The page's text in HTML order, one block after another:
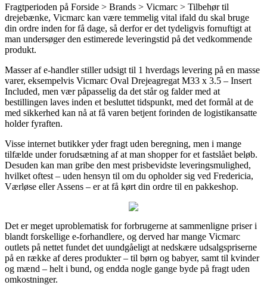
Fragtperioden på Forside > Brands > Vicmarc > Tilbehør til
drejebænke, Vicmarc kan være temmelig vital ifald du skal bruge
din ordre inden for få dage, så derfor er det tydeligvis fornuftigt at
man undersøger den estimerede leveringstid på det vedkommende
produkt.
Masser af e-handler stiller udsigt til 1 hverdags levering på en masse
varer, eksempelvis Vicmarc Oval Drejeagregat M33 x 3.5 – Insert
Included, men vær påpasselig da det står og falder med at
bestillingen laves inden et besluttet tidspunkt, med det formål at de
med sikkerhed kan nå at få varen betjent forinden de logistikansatte
holder fyraften.
Visse internet butikker yder fragt uden beregning, men i mange
tilfælde under forudsætning af at man shopper for et fastslået beløb.
Desuden kan man gribe den mest prisbevidste leveringsmulighed,
hvilket oftest – uden hensyn til om du opholder sig ved Fredericia,
Værløse eller Assens – er at få kørt din ordre til en pakkeshop.
Det er meget uproblematisk for forbrugerne at sammenligne priser i
blandt forskellige e-forhandlere, og derved har mange Vicmarc
outlets på nettet fundet det uundgåeligt at nedskære udsalgspriserne
på en række af deres produkter – til børn og babyer, samt til kvinder
og mænd – helt i bund, og endda nogle gange byde på fragt uden
omkostninger.